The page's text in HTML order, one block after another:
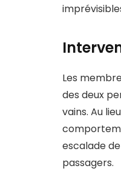
Les
des deux
vains. Au
escalade
passagers.